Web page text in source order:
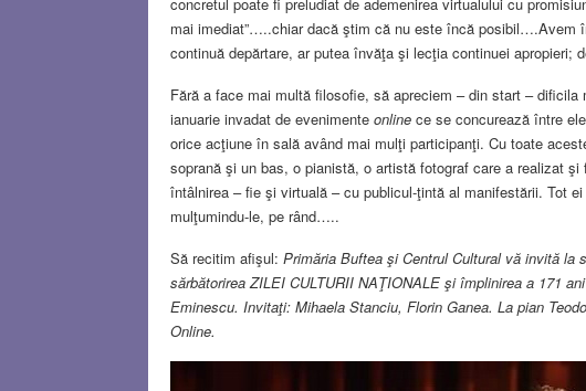
mai imediat”…..chiar dacă ştim că nu este încă posibil….Avem
continuă depărtare, ar putea învăţa şi lecţia continuei apropieri;
Fără a face mai multă filosofie, să apreciem – din start –
ianuarie invadat de evenimenteonline ce se concurează între
orice acţiune în sală având mai mulţi participanţi. Cu toate
soprană şi un bas, o pianistă, o artistă fotograf care a realizat
întâlnirea – fie şi virtuală – cu publicul-ţintă al manifestării. Tot
mulţumindu-le, pe rând…..
Să recitim afişul:Primăria Buftea şi Centrul Cultural vă invită la
sărbătorirea ZILEI CULTURII NAŢIONALE şi împlinirea a 171
Eminescu. Invitaţi: Mihaela Stanciu, Florin Ganea. La pian
Online.